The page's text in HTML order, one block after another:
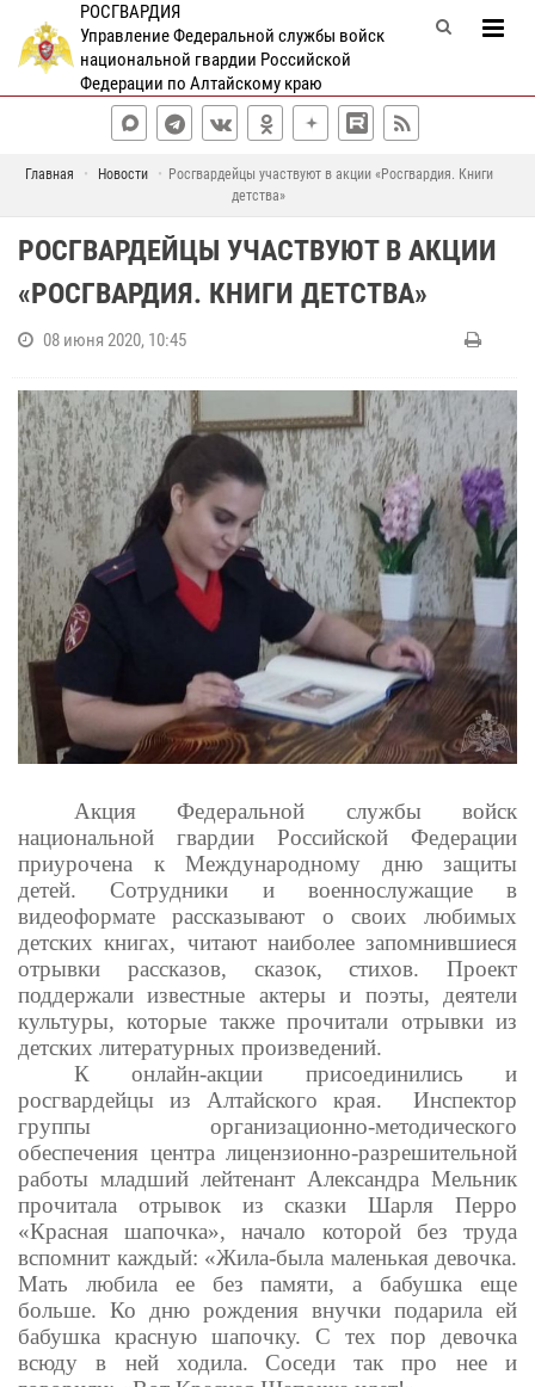
РОСГВАРДИЯ
Управление Федеральной службы войск
национальной гвардии Российской
Федерации по Алтайскому краю
Главная Новости
Росгвардейцы участвуют в акции «Росгвардия. Книги
детства»
РОСГВАРДЕЙЦЫ УЧАСТВУЮТ В АКЦИИ
«РОСГВАРДИЯ. КНИГИ ДЕТСТВА»
08 июня 2020, 10:45
Акция Федеральной службы войск
национальной гвардии Российской Федерации
приурочена к Международному дню защиты
детей. Сотрудники и военнослужащие в
видеоформате рассказывают о своих любимых
детских книгах, читают наиболее запомнившиеся
отрывки рассказов, сказок, стихов. Проект
поддержали известные актеры и поэты, деятели
культуры, которые также прочитали отрывки из
детских литературных произведений.
К онлайн-акции присоединились и
росгвардейцы из Алтайского края. Инспектор
группы организационно-методического
обеспечения центра лицензионно-разрешительной
работы младший лейтенант Александра Мельник
прочитала отрывок из сказки Шарля Перро
«Красная шапочка», начало которой без труда
вспомнит каждый: «Жила-была маленькая девочка.
Мать любила ее без памяти, а бабушка еще
больше. Ко дню рождения внучки подарила ей
бабушка красную шапочку. С тех пор девочка
всюду в ней ходила.
Соседи так про нее и